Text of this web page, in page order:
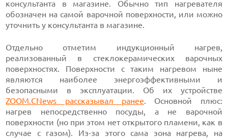
консультанта в магазине. Обычно тип нагревателя
обозначен на самой варочной поверхности, или можно
уточнить у консультанта в магазине.
Отдельно отметим индукционный нагрев,
реализованный в стеклокерамических варочных
поверхностях. Поверхности с таким нагревом ныне
являются наиболее энергоэффективными и
безопасными в эксплуатации. Об их устройстве
ZOOM.CNews рассказывал ранее. Основной плюс:
нагрев непосредственно посуды, а не варочной
поверхности (но при этом нет открытого пламени, как в
случае с газом). Из-за этого сама зона нагрева, на